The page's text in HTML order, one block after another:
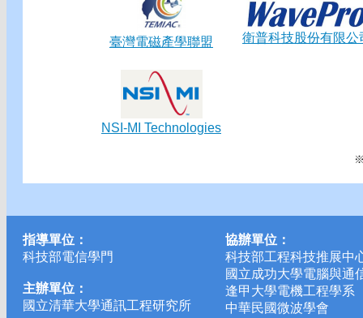
臺灣電磁產學聯盟 衛普科技股份有限公
NSI-MI Technologies
指導單位：
科技部電信學門
主辦單位：
國立清華大學通訊工程研究所
協辦單位：
科技部工程科技推展中
國立成功大學電腦與通
逢甲大學電機工程學系
中華民國微波學會